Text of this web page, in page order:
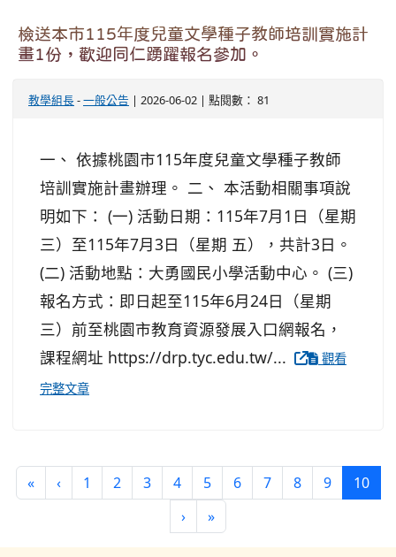
檢送本市115年度兒童文學種子教師培訓實施計
畫1份，歡迎同仁踴躍報名參加。
教學組長-一般公告 | 2026-06-02 | 點閱數： 81
一、 依據桃園市115年度兒童文學種子教師
培訓實施計畫辦理。 二、 本活動相關事項說
明如下： (一) 活動日期：115年7月1日（星期
三）至115年7月3日（星期 五），共計3日。
(二) 活動地點：大勇國民小學活動中心。 (三)
報名方式：即日起至115年6月24日（星期
三）前至桃園市教育資源發展入口網報名，
課程網址 https://drp.tyc.edu.tw/...
觀看
完整文章
«第一頁
‹上一頁
1 2 3 4 5 6 7 8 9 10(目
›下一頁
»最後頁